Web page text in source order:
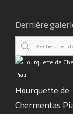
Dernière
Hourquette de
Chermentas